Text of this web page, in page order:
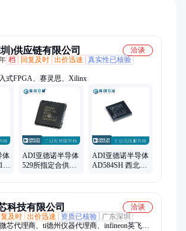
)供应链有限公司
洽谈
档 回复及时 出价迅速
真实性已核验
式FPGA、赛灵思、Xilinx
体
ADI亚德诺半导体
529所指定合供方
ADI亚德诺半导体
AD584SH 西北研
科技有限公司
洽谈
复及时 出价迅速 资质已核验
广东深圳
芯代理商、ti德州仪器代理商、infineon英飞凌